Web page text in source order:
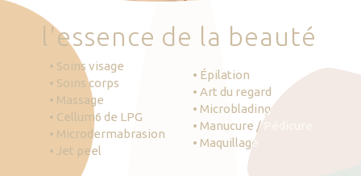
'essence de la beauté
• Soins visage
• Soins corps
• Massage
• Cellum6 de LPG
• Microdermabrasion
• Jet peel
• Épilation
• Art du regard
• Microblading
• Manucure / Pédicure
• Maquillage